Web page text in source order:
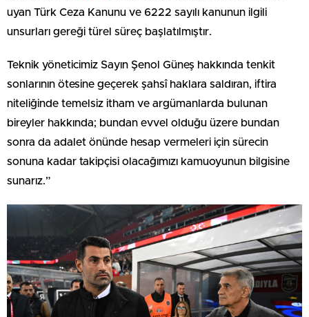
uyan Türk Ceza Kanunu ve 6222 sayılı kanunun ilgili
unsurları gereği türel süreç başlatılmıştır.
Teknik yöneticimiz Sayın Şenol Güneş hakkında tenkit
sonlarının ötesine geçerek şahsî haklara saldıran, iftira
niteliğinde temelsiz itham ve argümanlarda bulunan
bireyler hakkında; bundan evvel olduğu üzere bundan
sonra da adalet önünde hesap vermeleri için sürecin
sonuna kadar takipçisi olacağımızı kamuoyunun bilgisine
sunarız.”